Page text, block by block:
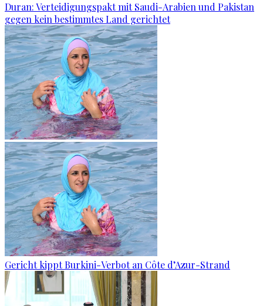
Duran: Verteidigungspakt mit Saudi-Arabien und Pakistan
gegen kein bestimmtes Land gerichtet
Gericht kippt Burkini-Verbot an Côte d’Azur-Strand